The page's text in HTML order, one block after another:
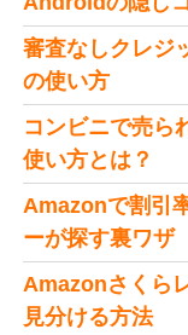
審査なしクレジ
の使い方
コンビニで売ら
使い方とは？
Amazonで割引
ーが探す裏ワザ
Amazonさくら
見分ける方法